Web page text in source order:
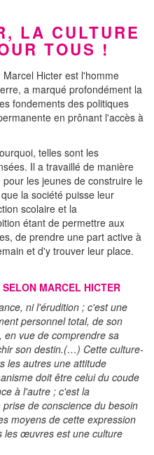
LA CULTURE
TOUS !
Hicter est l'homme
a marqué profondément la
fondements des politiques
en prônant l'accès à
telles sont les
Il a travaillé de manière
les jeunes de construire le
la société puisse leur
scolaire et la
étant de permettre aux
de prendre une part active à
et d'y trouver leur place.
MARCEL HICTER
ni l'érudition ; c'est une
personnel total, de son
vue de comprendre sa
son destin.(…) Cette culture-
les autres une attitude
doit être celui du coude
à l'autre ; c'est la
de conscience du besoin
moyens de cette expression
les œuvres est une culture